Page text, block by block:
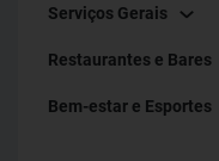
Serviços Gerais
Restaurantes e Bares
Bem-estar e Esportes